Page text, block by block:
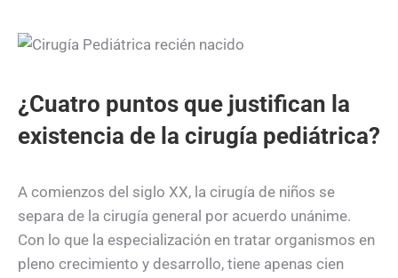
¿Cuatro puntos que justifican la
existencia de la cirugía pediátrica?
A comienzos del siglo XX, la cirugía de niños se
separa de la cirugía general por acuerdo unánime.
Con lo que la especialización en tratar organismos en
pleno crecimiento y desarrollo, tiene apenas cien